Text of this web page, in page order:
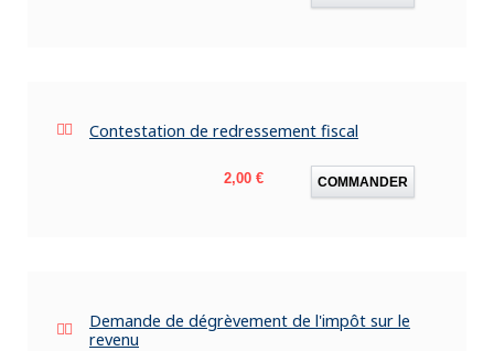
Contestation de redressement fiscal
Prix
2,00 € COMMANDER
Demande de dégrèvement de l'impôt sur le
revenu